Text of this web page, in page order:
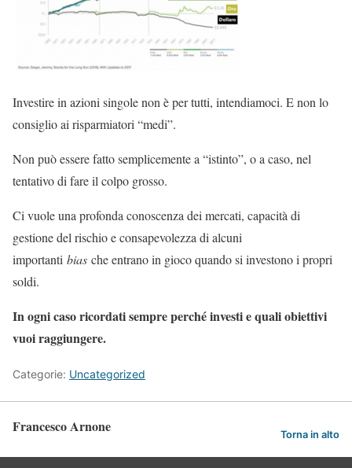
Investire in azioni singole non è per tutti, intendiamoci. E non lo
consiglio ai risparmiatori “medi”.
Non può essere fatto semplicemente a “istinto”, o a caso, nel
tentativo di fare il colpo grosso.
Ci vuole una profonda conoscenza dei mercati, capacità di
gestione del rischio e consapevolezza di alcuni
importanti bias che entrano in gioco quando si investono i propri
soldi.
In ogni caso ricordati sempre perché investi e quali obiettivi
vuoi raggiungere.
Categorie: Uncategorized
Francesco Arnone Torna in alto